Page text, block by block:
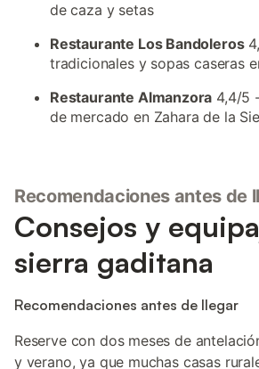
de caza y setas
Restaurante Los Bandoleros
tradicionales y sopas caseras
Restaurante Almanzora 4,4/5
de mercado en Zahara de la
Recomendaciones antes de
Consejos y
sierra gaditana
Recomendaciones antes de llegar
Reserve con dos meses de
y verano, ya que muchas casas